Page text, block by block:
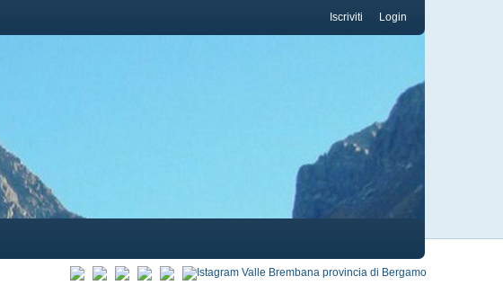
Login
Iscriviti